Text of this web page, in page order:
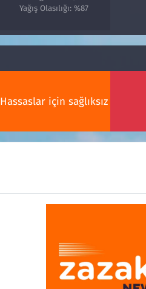
Yağış Olasılığı: %87
Hassaslar için sağlıksız